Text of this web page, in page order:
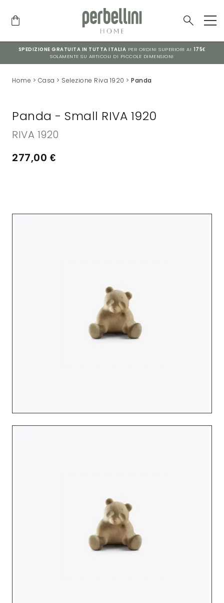
SPEDIZIONE GRATUITA IN TUTTA ITALIA PER ORDINI SUPERIORI AI 175€
SOLAMENTE SU ARTICOLI DI PICCOLE DIMENSIONI
Home > Casa > Selezione Riva 1920 > Panda
Panda - Small RIVA 1920
RIVA 1920
277,00 €